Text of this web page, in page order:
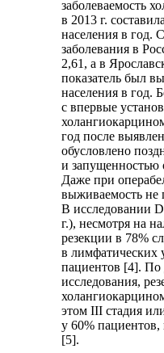
заболеваемость
в 2013 г.
населения в год.
заболевания в
2,61, а в
показатель был
населения в год.
с впервые
год после
обусловлено
и запущенностью
Даже при
выживаемость не
В исследовании
г.), несмотря на
резекции в 78%
в лимфатических
пациентов [4].
исследования,
этом III стадия
у 60%
[5].